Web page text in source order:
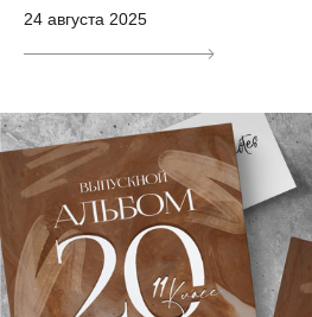
24 августа 2025